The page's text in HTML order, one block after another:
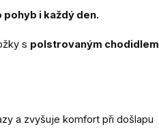
pohyb i každý den.
s polstrovaným chodidlem
a zvyšuje komfort při došlapu